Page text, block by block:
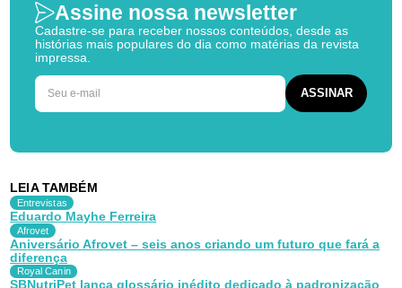
Assine nossa newsletter
Cadastre-se para receber nossos conteúdos, desde as
histórias mais populares do dia como matérias da revista
impressa.
LEIA TAMBÉM
Entrevistas
Eduardo Mayhe Ferreira
Afrovet
Aniversário Afrovet – seis anos criando um futuro que fará a
diferença
Royal Canin
SBNutriPet lança glossário inédito dedicado à padronização